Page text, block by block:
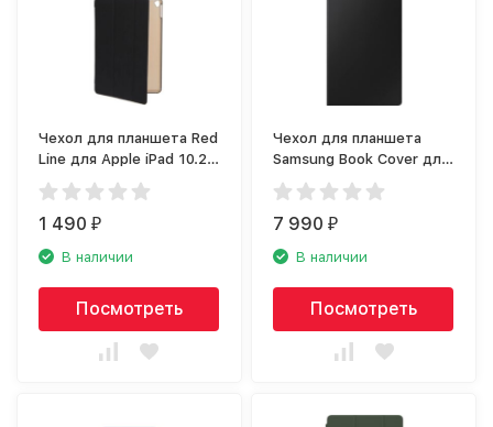
Чехол для планшета Red
Line для Apple iPad 10.2,
чёрный
1 490₽
В наличии
Посмотреть
Чехол для планшета
Samsung Book Cover для
Galaxy Tab S7+/S7 FE,
чёрный
7 990₽
В наличии
Посмотреть